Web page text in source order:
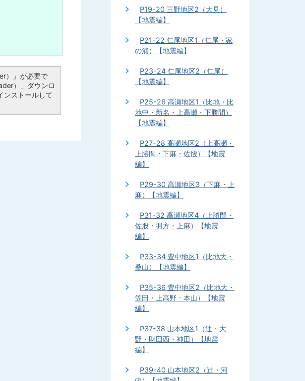
）」が必要で
）」ダウンロ
ンストールして
P19-20 三野地区2（大見）
【地震編】
P21-22 仁尾地区1（仁尾・家
の浦）【地震編】
P23-24 仁尾地区2（仁尾）
【地震編】
P25-26 高瀬地区1（比地・比
地中・新名・上高瀬・下勝間）
【地震編】
P27-28 高瀬地区2（上高瀬・
上勝間・下麻・佐股）【地震
編】
P29-30 高瀬地区3（下麻・上
麻）【地震編】
P31-32 高瀬地区4（上勝間・
佐股・羽方・上麻）【地震
編】
P33-34 豊中地区1（比地大・
桑山）【地震編】
P35-36 豊中地区2（比地大・
笠田・上高野・本山）【地震
編】
P37-38 山本地区1（辻・大
野・財田西・神田）【地震
編】
P39-40 山本地区2（辻・河